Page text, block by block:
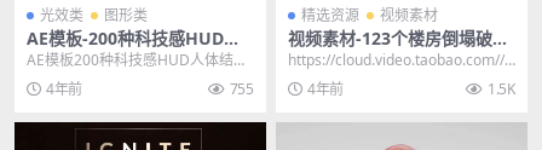
光效类 图形类
AE模板-200种科技感HUD人
体结构UI界面元素动画模板
AE模板200种科技感HUD人体结构
UI界面元素动画模板 其他推荐: AE
模板-...
4年前 755
精选资源 视频素材
视频素材-123个楼房倒塌破坏
建筑地面墙汽车破碎4K视频特
效合成素材
https://cloud.video.taobao.com//p
lay/u/8...
4年前 1.5K